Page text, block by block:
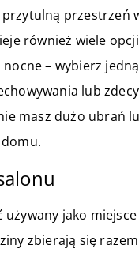
przestrzeń
również wiele
– wybierz
lub
masz dużo ubrań
domu.
używany jako
zbierają się